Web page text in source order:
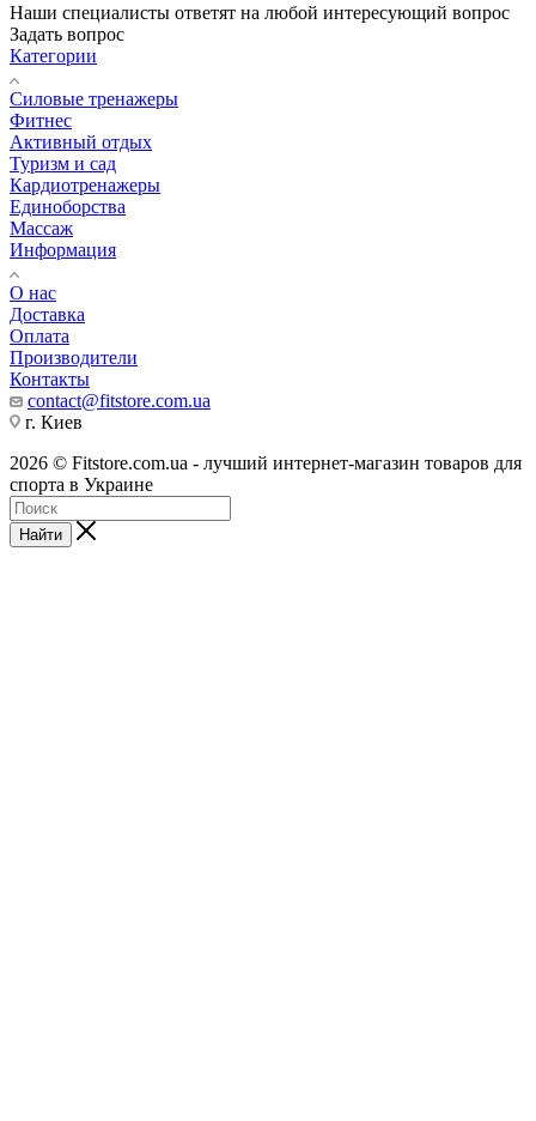
Наши специалисты ответят на любой интересующий вопрос
Задать вопрос
Категории
Силовые тренажеры
Фитнес
Активный отдых
Туризм и сад
Кардиотренажеры
Единоборства
Массаж
Информация
О нас
Доставка
Оплата
Производители
Контакты
contact@fitstore.com.ua
г. Киев
2026 © Fitstore.com.ua - лучший интернет-магазин товаров для
спорта в Украине
Найти